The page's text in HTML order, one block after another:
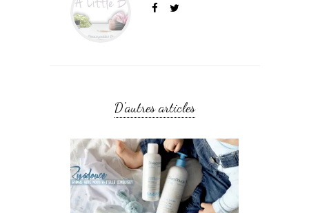
D'autres articles